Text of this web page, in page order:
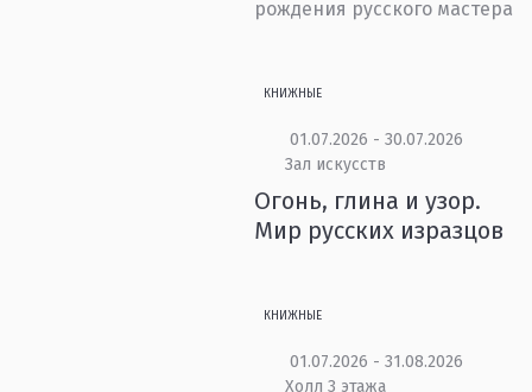
рождения русского мастера
КНИЖНЫЕ
01.07.2026 - 30.07.2026
Зал искусств
Огонь, глина и узор.
Мир русских изразцов
КНИЖНЫЕ
01.07.2026 - 31.08.2026
Холл 3 этажа